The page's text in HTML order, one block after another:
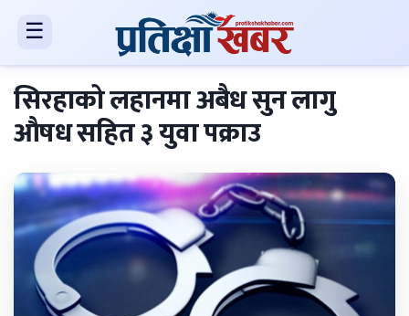
☰
सिरहाको लहानमा अबैध सुन लागु
औषध सहित ३ युवा पक्राउ